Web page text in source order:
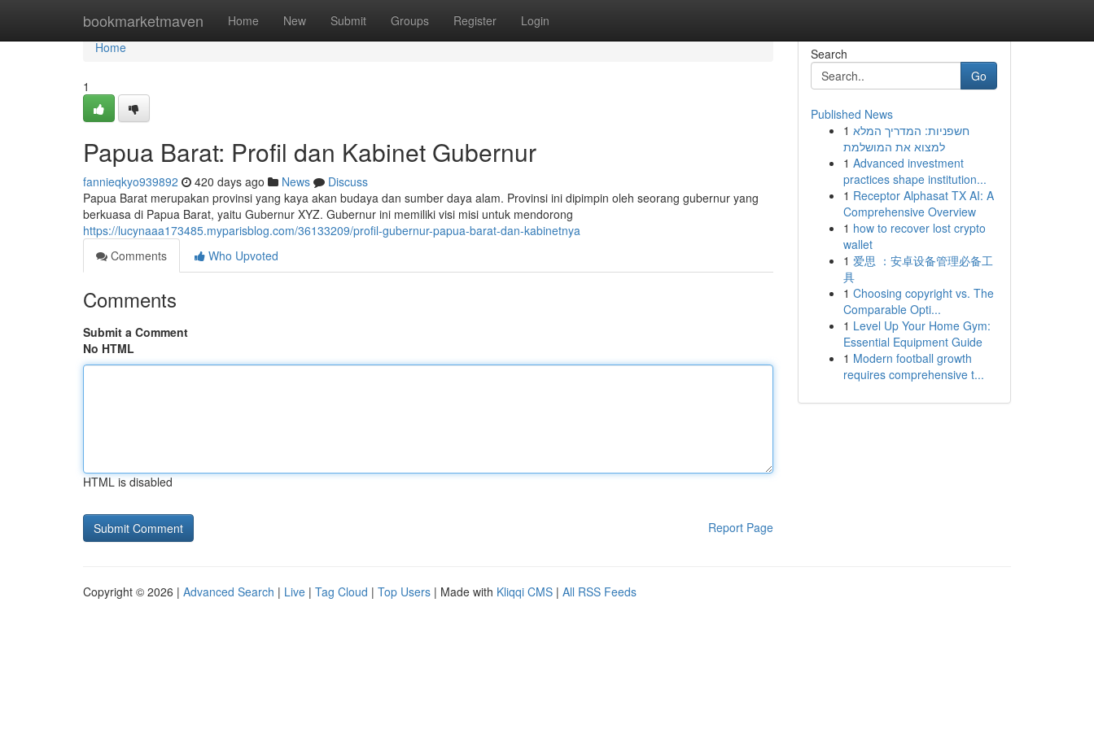
bookmarketmaven Home New Submit Groups Register Login
Home
Home
1
Papua Barat: Profil dan Kabinet Gubernur
fannieqkyo939892 420 days ago News
Discuss
Papua Barat merupakan provinsi yang kaya akan budaya dan sumber daya alam. Provinsi ini dipimpin oleh seorang gubernur yang
berkuasa di Papua Barat, yaitu Gubernur XYZ. Gubernur ini memiliki visi misi untuk mendorong
https://lucynaaa173485.myparisblog.com/36133209/profil-gubernur-papua-barat-dan-kabinetnya
Comments
Who Upvoted
Comments
Submit a Comment
No HTML
HTML is disabled
Report Page
Search
Go
Published News
1 חשפניות: המדריך המלא
למצוא את המושלמת
1 Advanced investment
practices shape institution...
1 Receptor Alphasat TX AI: A
Comprehensive Overview
1 how to recover lost crypto
wallet
1 爱思 ：安卓设备管理必备工
具
1 Choosing copyright vs. The
Comparable Opti...
1 Level Up Your Home Gym:
Essential Equipment Guide
1 Modern football growth
requires comprehensive t...
Copyright © 2026 | Advanced Search | Live | Tag Cloud | Top Users | Made with Kliqqi CMS | All RSS Feeds